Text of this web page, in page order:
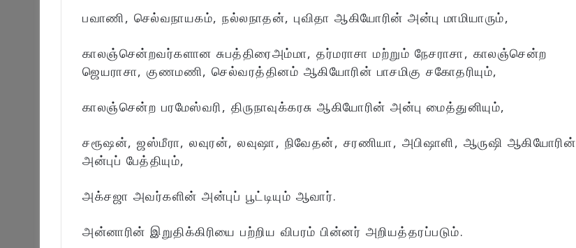
பவாணி, செல்வநாயகம், நல்லநாதன், புவிதா ஆகியோரின் அன்பு மாமியாரும்,
காலஞ்சென்றவர்களான சுபத்திரைஅம்மா, தர்மராசா மற்றும் நேசராசா, காலஞ்சென்ற
ஜெயராசா, குணமணி, செல்வரத்தினம் ஆகியோரின் பாசமிகு சகோதரியும்,
காலஞ்சென்ற பரமேஸ்வரி, திருநாவுக்கரசு ஆகியோரின் அன்பு மைத்துனியும்,
சரூஷன், ஜஸ்மீரா, லவுரன், லவுஷா, நிவேதன், சரணியா, அபிஷாளி, ஆருஷி ஆகியோரின்
அன்புப் பேத்தியும்,
அக்சஜா அவர்களின் அன்புப் பூட்டியும் ஆவார்.
அன்னாரின் இறுதிக்கிரியை பற்றிய விபரம் பின்னர் அறியத்தரப்படும்.